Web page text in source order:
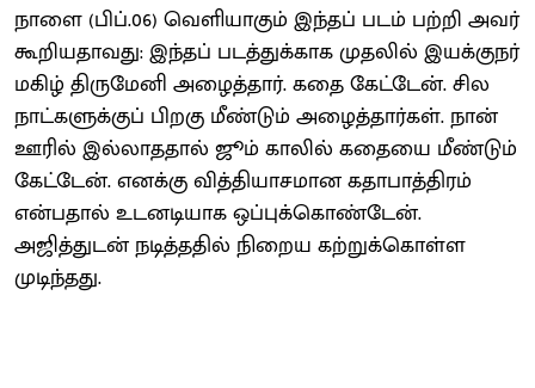
நாளை (பிப்.06) வெளியாகும் இந்தப் படம் பற்றி அவர்
கூறியதாவது: இந்தப் படத்துக்காக முதலில் இயக்குநர்
மகிழ் திருமேனி அழைத்தார். கதை கேட்டேன். சில
நாட்களுக்குப் பிறகு மீண்டும் அழைத்தார்கள். நான்
ஊரில் இல்லாததால் ஜூம் காலில் கதையை மீண்டும்
கேட்டேன். எனக்கு வித்தியாசமான கதாபாத்திரம்
என்பதால் உடனடியாக ஒப்புக்கொண்டேன்.
அஜித்துடன் நடித்ததில் நிறைய கற்றுக்கொள்ள
முடிந்தது.